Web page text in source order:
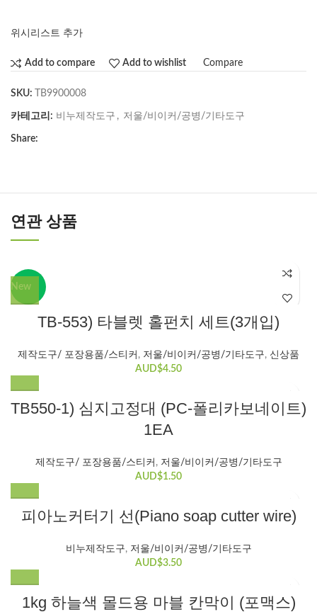
위시리스트 추가
Add to compare Add to wishlist Compare
SKU: TB9900008
카테고리: 비누제작도구 , 저울/비이커/공병/기타도구
Share:
연관 상품
New
TB-553) 타블렛 홀펀치 세트(3개입)
제작도구/ 포장용품/스티커 , 저울/비이커/공병/기타도구, 신상품
AUD$4.50
TB550-1) 심지고정대 (PC-폴리카보네이트)
1EA
제작도구/ 포장용품/스티커 , 저울/비이커/공병/기타도구
AUD$1.50
피아노커터기 선(Piano soap cutter wire)
비누제작도구, 저울/비이커/공병/기타도구
AUD$3.50
1kg 하늘색 몰드용 마블 칸막이 (포맥스)